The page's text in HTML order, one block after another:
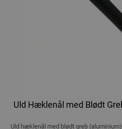
Uld Hæklenål med Blødt
Uld hæklenål med blødt greb